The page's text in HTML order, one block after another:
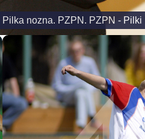
Pilka nozna. PZPN. PZPN -